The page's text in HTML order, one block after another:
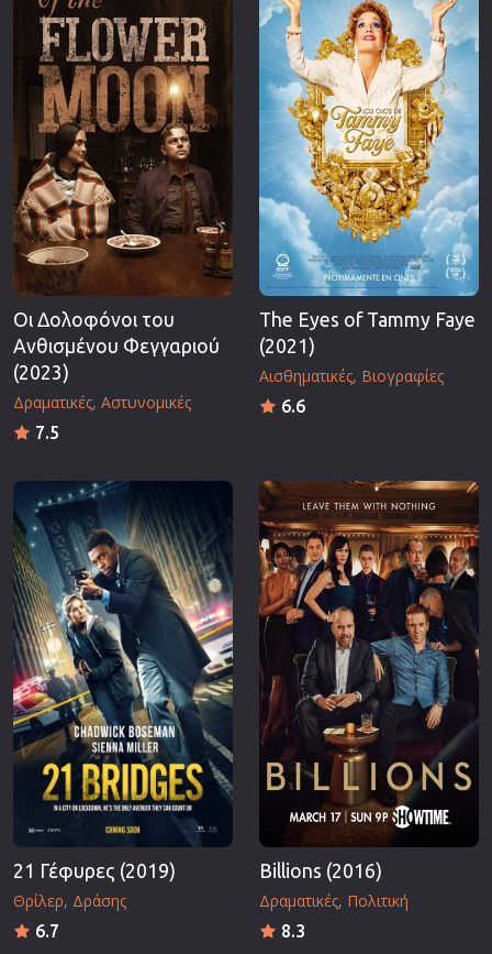
Οι Δολοφόνοι του
Ανθισμένου Φεγγαριού
(2023)
Δραματικές Αστυνομικές
7.5
The Eyes of Tammy Faye
(2021)
Αισθηματικές Βιογραφίες
6.6
21 Γέφυρες (2019)
Θρίλερ Δράσης
6.7
Billions (2016)
Δραματικές Πολιτική
8.3